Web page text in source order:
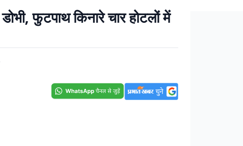
फुटपाथ किनारे चार होटलों में